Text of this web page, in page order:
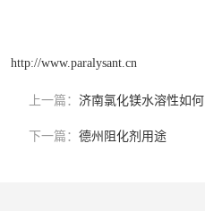
http://www.paralysant.cn
上一篇： 济南氯化镁水溶性如何
下一篇： 德州阻化剂用途